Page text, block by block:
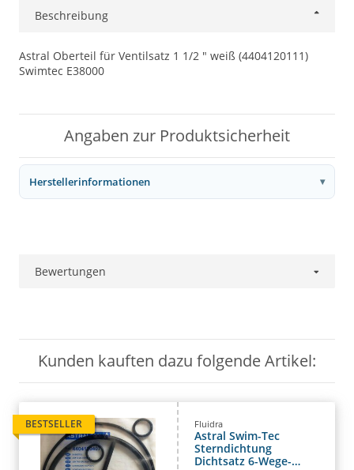
Beschreibung
Astral Oberteil für Ventilsatz 1 1/2 " weiß (4404120111)
Swimtec E38000
Angaben zur Produktsicherheit
Herstellerinformationen
Bewertungen
Kunden kauften dazu folgende Artikel:
BESTSELLER Fluidra
Astral Swim-Tec
Sterndichtung
Dichtsatz 6-Wege-